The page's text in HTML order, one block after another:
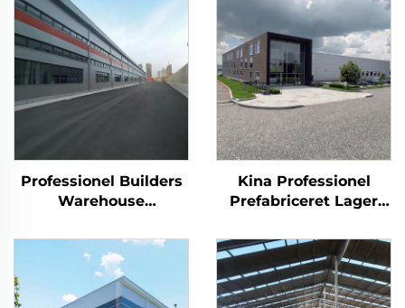
Professionel Builders
Warehouse
Tagbjælker Ramme
Staldbygning
Kina Professionel
Prefabriceret Lager
Bygningsplaner
Staldbygning